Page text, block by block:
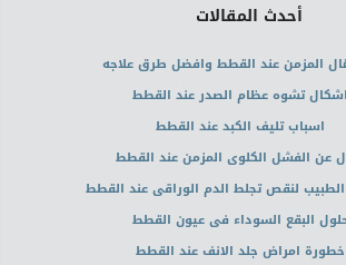
أحدث المقالات
المزمن عند القطط وافضل طرق علاجه
اشكال تشوه عظام الصدر عند القطط
اسباب تليف الكبد عند القطط
عن الفشل الكلوى المزمن عند القطط
لنقص تجلط الدم الوراقى عند القطط
البقع السوداء فى عيون القطط
خطورة امراض جلد الانف عند القطط